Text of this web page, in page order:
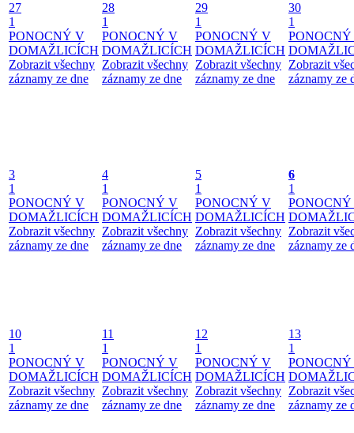
27
1
PONOCNÝ V
DOMAŽLICÍCH
Zobrazit všechny
záznamy ze dne
28
1
PONOCNÝ V
DOMAŽLICÍCH
Zobrazit všechny
záznamy ze dne
29
1
PONOCNÝ V
DOMAŽLICÍCH
Zobrazit všechny
záznamy ze dne
30
1
Zobrazit
záznamy ze
3
1
PONOCNÝ V
DOMAŽLICÍCH
Zobrazit všechny
záznamy ze dne
4
1
PONOCNÝ V
DOMAŽLICÍCH
Zobrazit všechny
záznamy ze dne
5
1
PONOCNÝ V
DOMAŽLICÍCH
Zobrazit všechny
záznamy ze dne
6
1
Zobrazit
záznamy ze
10
1
PONOCNÝ V
DOMAŽLICÍCH
Zobrazit všechny
záznamy ze dne
11
1
PONOCNÝ V
DOMAŽLICÍCH
Zobrazit všechny
záznamy ze dne
12
1
PONOCNÝ V
DOMAŽLICÍCH
Zobrazit všechny
záznamy ze dne
13
1
Zobrazit
záznamy ze